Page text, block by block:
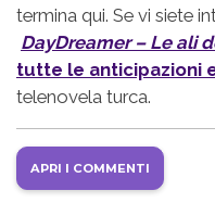
termina qui. Se vi siete
DayDreamer – Le ali
tutte le anticipazioni
telenovela turca.
APRI I COMMENTI